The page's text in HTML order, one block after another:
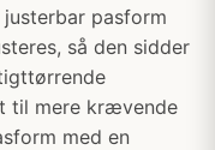
pasform
så den sidder
til mere krævende
med en